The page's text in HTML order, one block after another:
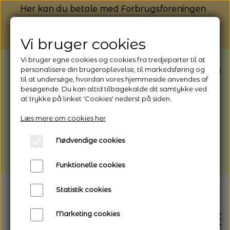
Her kan du betale med Forbrugsforeningen
BEMÆRK: Butikken har ferielukket* fra
1/8 - 9/8 - 2026
*Webshoppen er åben og sender hele
afhentning
Vi gør opmærksom på, at der kan være lidt
længere leveringstid
Vi bruger cookies
Vi bruger egne cookies og cookies fra tredjeparter til at
personalisere din brugeroplevelse, til markedsføring og
til at undersøge, hvordan vores hjemmeside anvendes af
besøgende. Du kan altid tilbagekalde dit samtykke ved
at trykke på linket 'Cookies' nederst på siden.
Læs mere om cookies her
Nødvendige cookies
Funktionelle cookies
Statistik cookies
Marketing cookies